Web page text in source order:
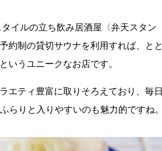
イルの立ち飲み居酒屋〈弁天スタン
約制の貸切サウナを利用すれば、とと
いうユニークなお店です。
エティ豊富に取りそろえており、毎日
らりと入りやすいのも魅力的ですね。